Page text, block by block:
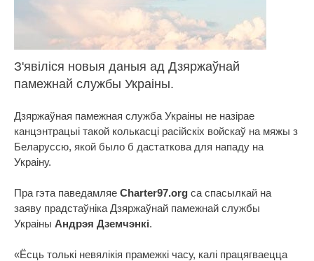
З'явіліся новыя даныя ад Дзяржаўнай
памежнай службы Украіны.
Дзяржаўная памежная служба Украіны не назірае
канцэнтрацыі такой колькасці расійскіх войскаў на мяжы з
Беларуссю, якой было б дастаткова для нападу на
Украіну.
Пра гэта паведамляе Charter97.org са спасылкай на
заяву прадстаўніка Дзяржаўнай памежнай службы
Украіны Андрэя Дземчэнкі.
«Ёсць толькі невялікія прамежкі часу, калі працягваецца